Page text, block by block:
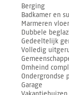
Berging
Badkamer en
Marmeren vloer
Dubbele
Gedeeltelijk
Volledig
Omheind
Ondergrondse
Garage